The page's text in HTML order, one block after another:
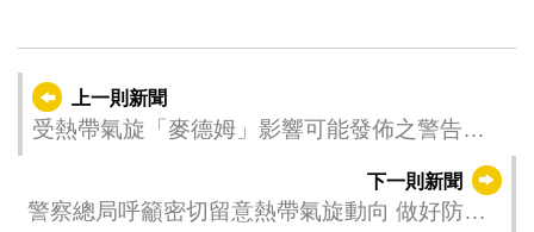
上一則新聞
受熱帶氣旋「麥德姆」影響可能發佈之警告
下一則新聞
警察總局呼籲密切留意熱帶氣旋動向 做好防風